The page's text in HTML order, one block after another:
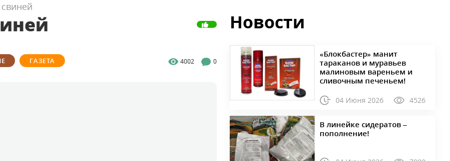
ГАЗЕТА 4002 0
Новости
«Блокбастер» манит
тараканов и муравьев
малиновым вареньем и
сливочным печеньем!
04 Июня 2026 4526
В линейке сидератов –
пополнение!